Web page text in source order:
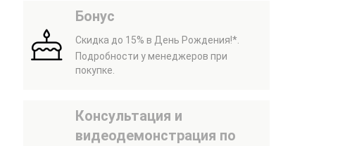
Бонус
Скидка до 15% в День Рождения!*.
Подробности у менеджеров при
покупке.
Консультация и
видеодемонстрация по